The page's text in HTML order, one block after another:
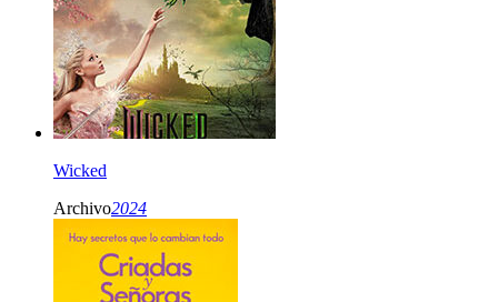
Wicked
Archivo2024